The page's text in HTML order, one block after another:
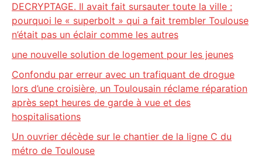
DECRYPTAGE. Il avait fait sursauter toute la ville :
pourquoi le « superbolt » qui a fait trembler Toulouse
n’était pas un éclair comme les autres
une nouvelle solution de logement pour les jeunes
Confondu par erreur avec un trafiquant de drogue
lors d’une croisière, un Toulousain réclame réparation
après sept heures de garde à vue et des
hospitalisations
Un ouvrier décède sur le chantier de la ligne C du
métro de Toulouse